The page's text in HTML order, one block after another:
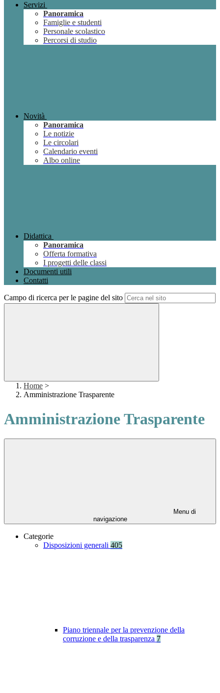
Servizi
Panoramica
Famiglie e studenti
Personale scolastico
Percorsi di studio
Novità
Panoramica
Le notizie
Le circolari
Calendario eventi
Albo online
Didattica
Panoramica
Offerta formativa
I progetti delle classi
Documenti utili
Contatti
Campo di ricerca per le pagine del sito
Home >
Amministrazione Trasparente
Amministrazione Trasparente
Menu di
navigazione
Categorie
Disposizioni generali 405
Piano triennale per la prevenzione della
corruzione e della trasparenza 7